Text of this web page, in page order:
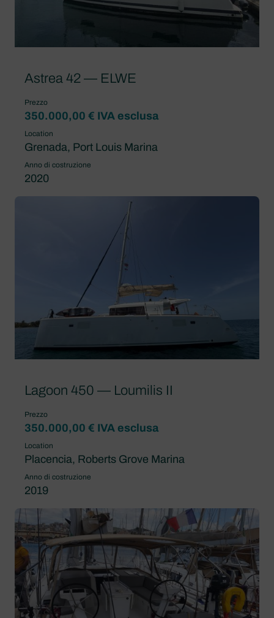
Astrea 42 — ELWE
Prezzo
350.000,00 € IVA esclusa
Location
Grenada, Port Louis Marina
Anno di costruzione
2020
Lagoon 450 — Loumilis II
Prezzo
350.000,00 € IVA esclusa
Location
Placencia, Roberts Grove Marina
Anno di costruzione
2019